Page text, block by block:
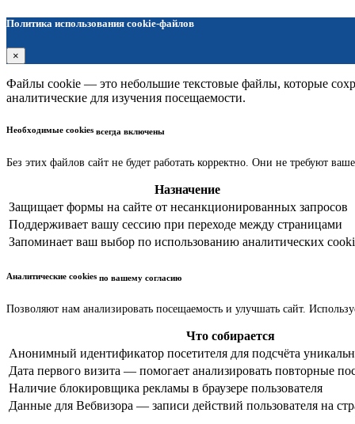
Политика использования cookie-файлов
×
Файлы cookie — это небольшие текстовые файлы, которые
аналитические для изучения посещаемости.
Необходимые cookies всегда включены
Без этих файлов сайт не будет работать корректно. Они не требуют
Назначение
Защищает формы на сайте от несанкционированных запросов
Поддерживает вашу сессию при переходе между страницами
Запоминает ваш выбор по использованию аналитических
Аналитические cookies по вашему согласию
Позволяют нам анализировать посещаемость и улучшать сайт.
Что собирается
Анонимный идентификатор посетителя для подсчёта
Дата первого визита — помогает анализировать повторные
Наличие блокировщика рекламы в браузере пользователя
Данные для Вебвизора — записи действий пользователя на